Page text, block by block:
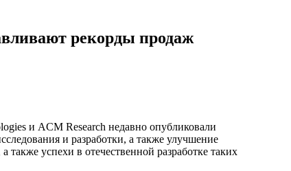
рекорды продаж
и ACM Research недавно опубликовали
и разработки, а также улучшение
успехи в отечественной разработке таких